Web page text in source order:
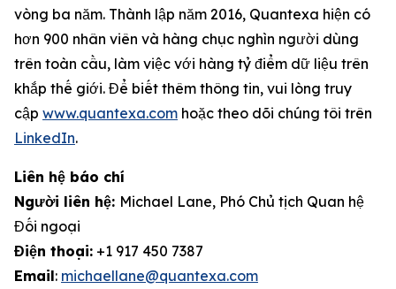
vòng ba năm. Thành lập năm 2016, Quantexa hiện có
hơn 900 nhân viên và hàng chục nghìn người dùng
trên toàn cầu, làm việc với hàng tỷ điểm dữ liệu trên
khắp thế giới. Để biết thêm thông tin, vui lòng truy
cập www.quantexa.com hoặc theo dõi chúng tôi trên
LinkedIn.
Liên hệ báo chí
Người liên hệ: Michael Lane, Phó Chủ tịch Quan hệ
Đối ngoại
Điện thoại: +1 917 450 7387
Email: michaellane@quantexa.com